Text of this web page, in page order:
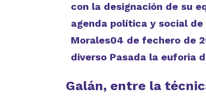
con la designación de su
agenda política y social
Morales04 de fechero de
diverso Pasada la euforia
Galán, entre la